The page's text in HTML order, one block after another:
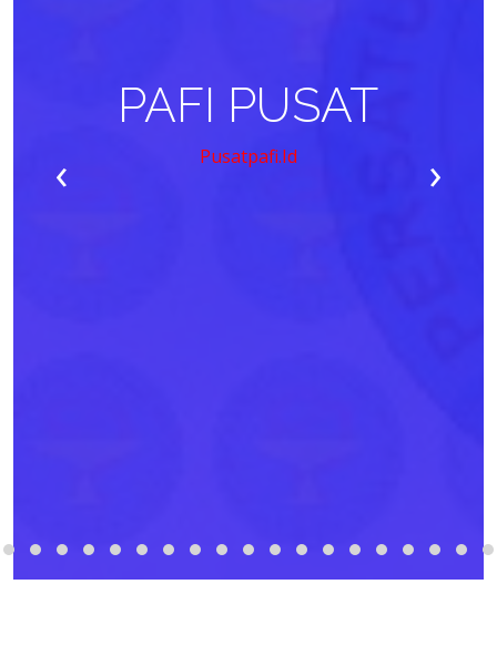
PAFI PUSAT
Pusatpafi.id
‹ ›